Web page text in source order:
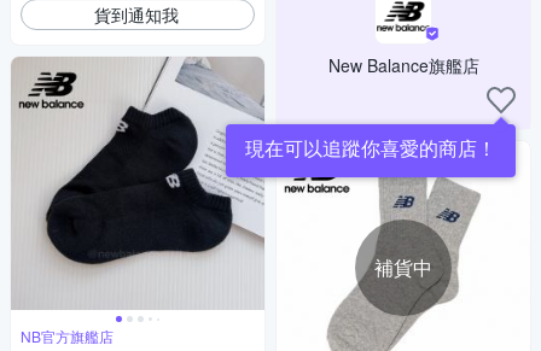
貨到通知我
NB官方旗艦店
New Balance旗艦店
現在可以追蹤你喜愛的商店！
補貨中